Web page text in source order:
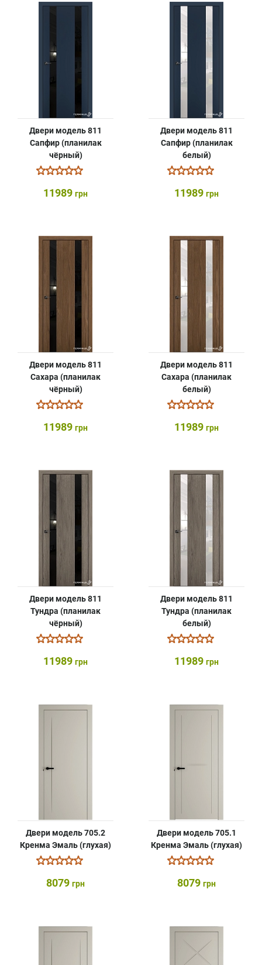
Двери модель 811
Сапфир (планилак
чёрный)
11989 грн
Двери модель 811
Сапфир (планилак
белый)
11989 грн
Двери модель 811
Сахара (планилак
чёрный)
11989 грн
Двери модель 811
Сахара (планилак
белый)
11989 грн
Двери модель 811
Тундра (планилак
чёрный)
11989 грн
Двери модель 811
Тундра (планилак
белый)
11989 грн
Двери модель 705.2
Кренма Эмаль (глухая)
8079 грн
Двери модель 705.1
Кренма Эмаль (глухая)
8079 грн